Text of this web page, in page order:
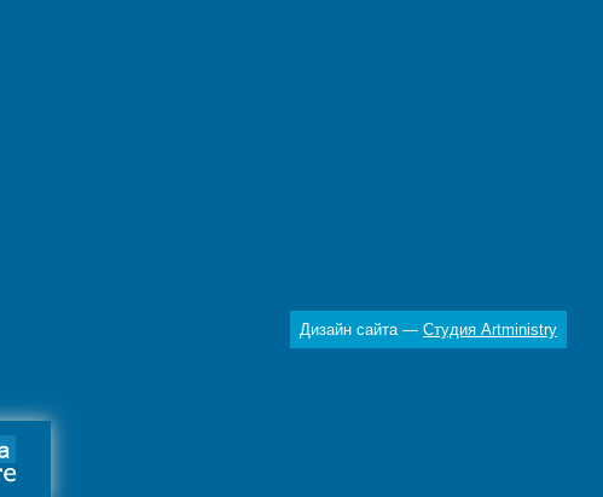
Дизайн сайта — Студия Artministry